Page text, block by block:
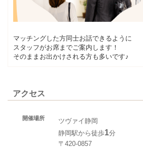
マッチングした方同士お話できるように
スタッフがお席までご案内します！
そのままお出かけされる方も多いです♪
アクセス
開催場所
ツヴァイ静岡
静岡駅から徒歩1分
〒420-0857